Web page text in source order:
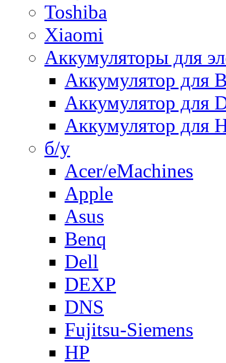
Toshiba
Xiaomi
Аккумуляторы для
Аккумулятор для
Аккумулятор для
Аккумулятор для
б/у
Acer/eMachines
Apple
Asus
Benq
Dell
DEXP
DNS
Fujitsu-Siemens
HP